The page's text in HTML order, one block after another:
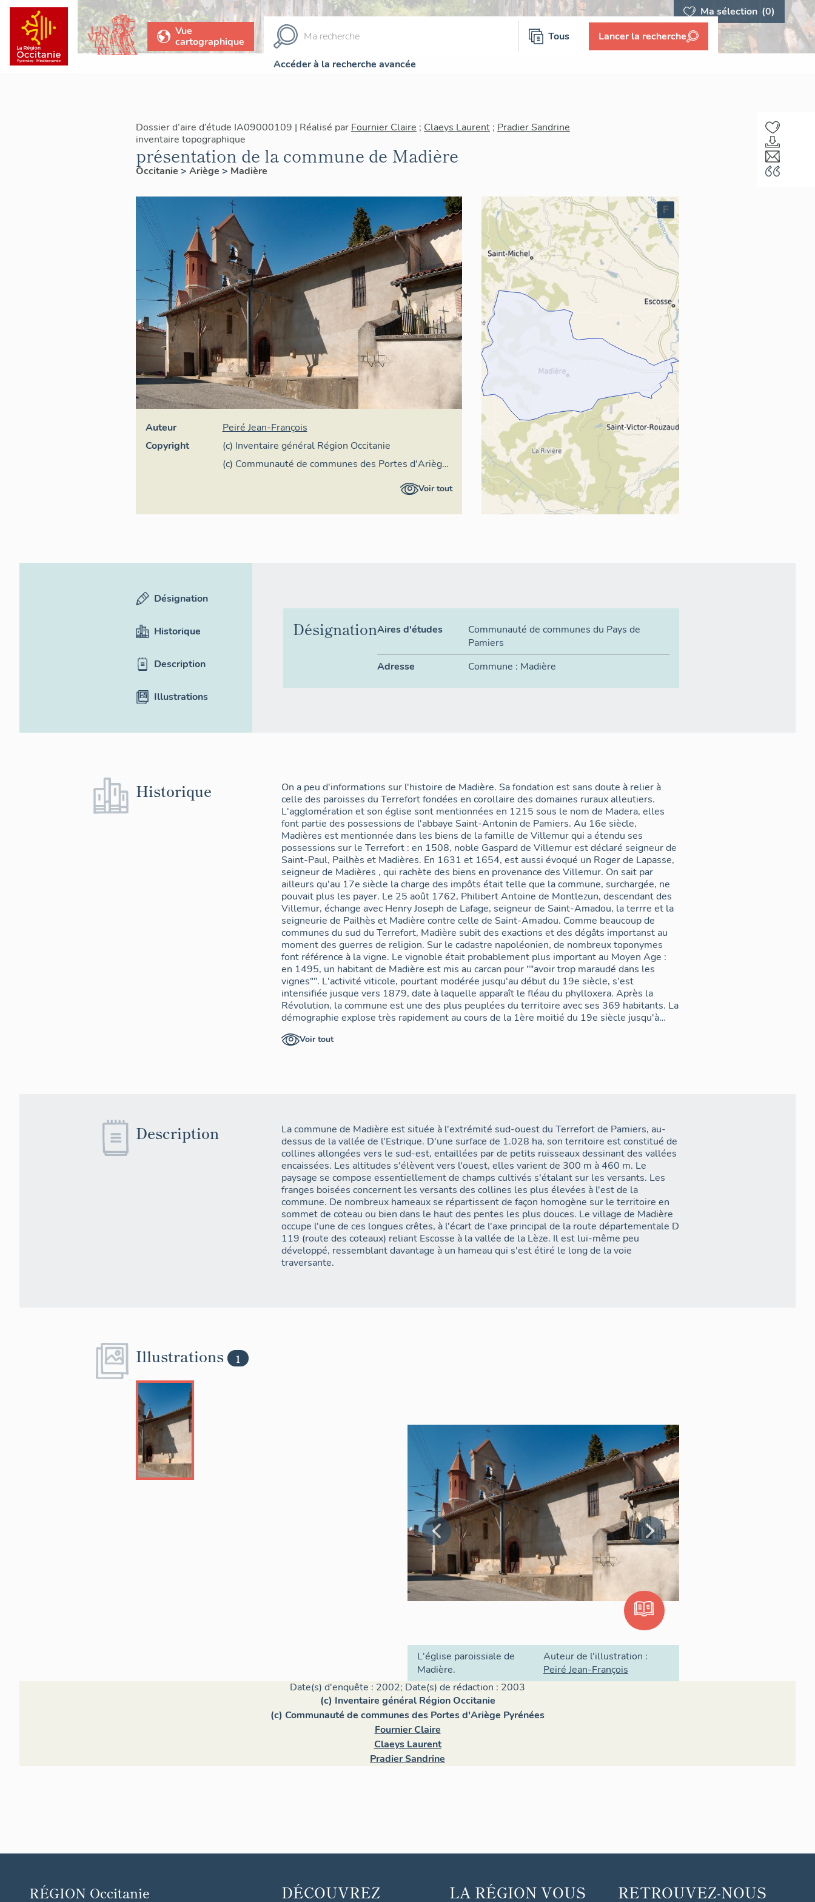
Ma sélection (0)
Vue
cartographique
Tous Lancer la recherche
Accéder à la recherche avancée
Dossier d’aire d’étude IA09000109 | Réalisé par Fournier Claire ; Claeys Laurent ; Pradier Sandrine
inventaire topographique
présentation de la commune de Madière
Occitanie > Ariège > Madière
Auteur
Peiré Jean-François
Copyright
(c) Inventaire général Région Occitanie
(c) Communauté de communes des Portes d'Ariège
Voir tout
F
Désignation
Historique
Description
Illustrations
DésignationAires d'études
Communauté de communes du Pays de
Pamiers
Adresse
Commune : Madière
Historique
On a peu d'informations sur l'histoire de Madière. Sa fondation est sans doute à relier à
celle des paroisses du Terrefort fondées en corollaire des domaines ruraux alleutiers.
L'agglomération et son église sont mentionnées en 1215 sous le nom de Madera, elles
font partie des possessions de l'abbaye Saint-Antonin de Pamiers. Au 16e siècle,
Madières est mentionnée dans les biens de la famille de Villemur qui a étendu ses
possessions sur le Terrefort : en 1508, noble Gaspard de Villemur est déclaré seigneur de
Saint-Paul, Pailhès et Madières. En 1631 et 1654, est aussi évoqué un Roger de Lapasse,
seigneur de Madières , qui rachète des biens en provenance des Villemur. On sait par
ailleurs qu'au 17e siècle la charge des impôts était telle que la commune, surchargée, ne
pouvait plus les payer. Le 25 août 1762, Philibert Antoine de Montlezun, descendant des
Villemur, échange avec Henry Joseph de Lafage, seigneur de Saint-Amadou, la terrre et la
seigneurie de Pailhès et Madière contre celle de Saint-Amadou. Comme beaucoup de
communes du sud du Terrefort, Madière subit des exactions et des dégâts importanst au
moment des guerres de religion. Sur le cadastre napoléonien, de nombreux toponymes
font référence à la vigne. Le vignoble était probablement plus important au Moyen Age :
en 1495, un habitant de Madière est mis au carcan pour ""avoir trop maraudé dans les
vignes"". L'activité viticole, pourtant modérée jusqu'au début du 19e siècle, s'est
intensifiée jusque vers 1879, date à laquelle apparaît le fléau du phylloxera. Après la
Révolution, la commune est une des plus peuplées du territoire avec ses 369 habitants. La
démographie explose très rapidement au cours de la 1ère moitié du 19e siècle jusqu'à
atteindre 608 habitants en 1846 : ce phénomène pourrait être rapproché de l'essor
viticole. En revanche la population décroît régulièrement au cours de la 2ème moitié du
Voir tout
Description
La commune de Madière est située à l'extrémité sud-ouest du Terrefort de Pamiers, au-
dessus de la vallée de l'Estrique. D'une surface de 1.028 ha, son territoire est constitué de
collines allongées vers le sud-est, entaillées par de petits ruisseaux dessinant des vallées
encaissées. Les altitudes s'élèvent vers l'ouest, elles varient de 300 m à 460 m. Le
paysage se compose essentiellement de champs cultivés s'étalant sur les versants. Les
franges boisées concernent les versants des collines les plus élevées à l'est de la
commune. De nombreux hameaux se répartissent de façon homogène sur le territoire en
sommet de coteau ou bien dans le haut des pentes les plus douces. Le village de Madière
occupe l'une de ces longues crêtes, à l'écart de l'axe principal de la route départementale D
119 (route des coteaux) reliant Escosse à la vallée de la Lèze. Il est lui-même peu
développé, ressemblant davantage à un hameau qui s'est étiré le long de la voie
traversante.
Illustrations 1
L'église paroissiale de
Madière.
Auteur de l'illustration :
Peiré Jean-François
Date(s) d'enquête : 2002; Date(s) de rédaction : 2003
(c) Inventaire général Région Occitanie
(c) Communauté de communes des Portes d'Ariège Pyrénées
Fournier Claire
Claeys Laurent
Pradier Sandrine
RÉGION Occitanie
DÉCOUVREZ
LA RÉGION VOUS
RETROUVEZ-NOUS